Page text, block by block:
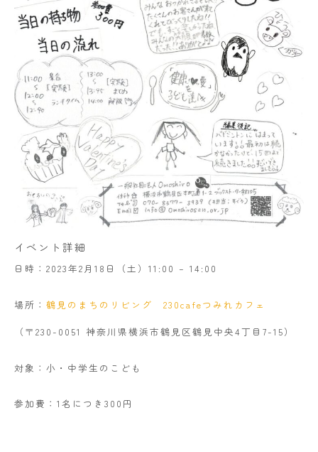
イベント詳細
日時：2023年2月18日（土）11:00 – 14:00
場所： 鶴見のまちのリビング 230cafeつみれカフェ
（〒230-0051 神奈川県横浜市鶴見区鶴見中央4丁目7-15）
対象：小・中学生のこども
参加費：1名につき300円